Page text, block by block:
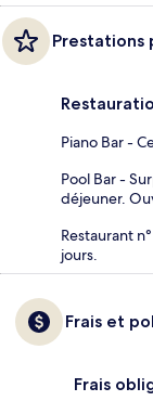
Prestations
Piano Bar -
Pool Bar -
déjeuner.
Restaurant
jours.
Frais et
Frais